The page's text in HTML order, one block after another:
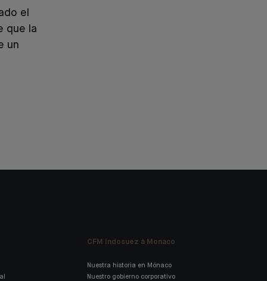
el
que la
un
CFM Indosuez à Monaco
Nuestra historia en Mónaco
Nuestro gobierno corporativo